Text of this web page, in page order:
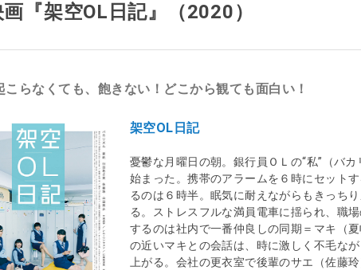
『架空OL日記』（2020）
こらなくても、飽きない！どこから観ても面白い！
架空OL日記
憂鬱な月曜日の朝。銀行員ＯＬの“私”（バ
始まった。携帯のアラームを６時にセット
るのは６時半。眠気に耐えながらもきっち
る。ストレスフルな満員電車に揺られ、職
するのは社内で一番仲良しの同期＝マキ（
の近いマキとの会話は、時に激しく不毛な
上がる。会社の更衣室で後輩のサエ（佐藤